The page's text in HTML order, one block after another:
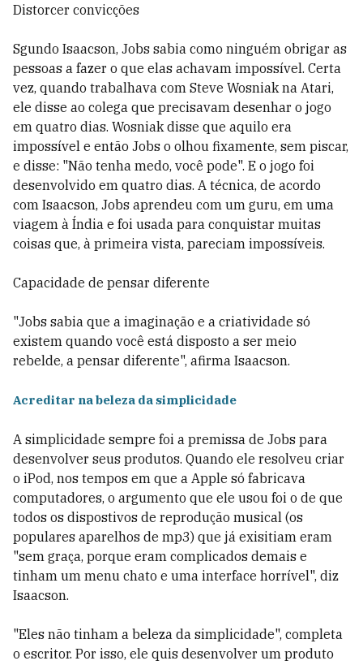
Distorcer convicções
Sgundo Isaacson, Jobs sabia como ninguém obrigar as
pessoas a fazer o que elas achavam impossível. Certa
vez, quando trabalhava com Steve Wosniak na Atari,
ele disse ao colega que precisavam desenhar o jogo
em quatro dias. Wosniak disse que aquilo era
impossível e então Jobs o olhou fixamente, sem piscar,
e disse: "Não tenha medo, você pode". E o jogo foi
desenvolvido em quatro dias. A técnica, de acordo
com Isaacson, Jobs aprendeu com um guru, em uma
viagem à Índia e foi usada para conquistar muitas
coisas que, à primeira vista, pareciam impossíveis.
Capacidade de pensar diferente
"Jobs sabia que a imaginação e a criatividade só
existem quando você está disposto a ser meio
rebelde, a pensar diferente", afirma Isaacson.
Acreditar na beleza da simplicidade
A simplicidade sempre foi a premissa de Jobs para
desenvolver seus produtos. Quando ele resolveu criar
o iPod, nos tempos em que a Apple só fabricava
computadores, o argumento que ele usou foi o de que
todos os dispostivos de reprodução musical (os
populares aparelhos de mp3) que já exisitiam eram
"sem graça, porque eram complicados demais e
tinham um menu chato e uma interface horrível", diz
Isaacson.
"Eles não tinham a beleza da simplicidade", completa
o escritor. Por isso, ele quis desenvolver um produto